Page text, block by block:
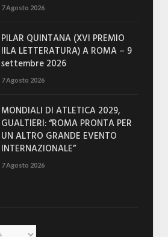
7 Agosto 2026
PILAR QUINTANA (XVI PREMIO
IILA LETTERATURA) A ROMA – 9
settembre 2026
7 Agosto 2026
MONDIALI DI ATLETICA 2029,
GUALTIERI: “ROMA PRONTA PER
UN ALTRO GRANDE EVENTO
INTERNAZIONALE”
7 Agosto 2026